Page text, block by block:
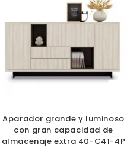
Aparador grande y luminoso
con gran capacidad de
almacenaje extra 40-C41-4P